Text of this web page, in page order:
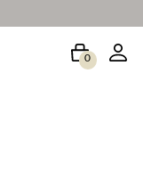
0